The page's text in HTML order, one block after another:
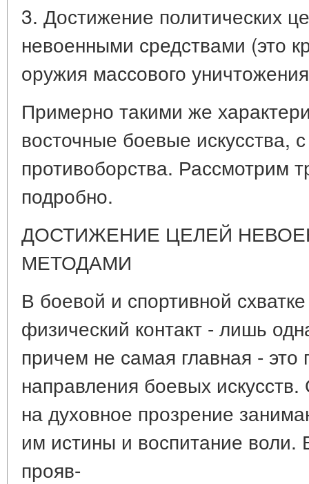
3. Достижение политических
невоенными средствами (это
оружия массового
Примерно такими же
восточные боевые искусства,
противоборства. Рассмотрим
подробно.
ДОСТИЖЕНИЕ ЦЕЛЕЙ
МЕТОДАМИ
В боевой и спортивной
физический контакт - лишь
причем не самая главная - это
направления боевых
на духовное прозрение
им истины и воспитание
прояв-